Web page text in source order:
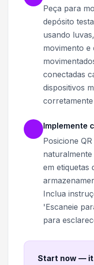
Peça para
depósito
usando
movimento e
conectadas
dispositivos
Implemente
Posicione
em etiquetas
Inclua
'Escaneie
para
Start now —